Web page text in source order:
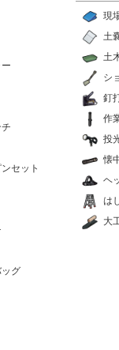
セット
グ
現
土
土
シ
釘
作
投
懐
ヘ
は
大